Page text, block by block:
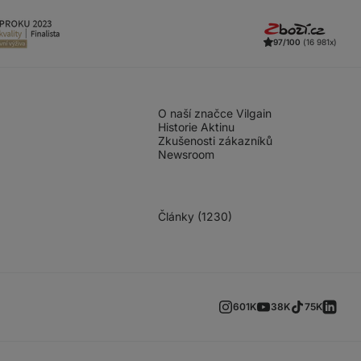
97/100 (16 981x)
O naší značce Vilgain
Historie Aktinu
Zkušenosti zákazníků
Newsroom
Články (1230)
601K 38K 75K